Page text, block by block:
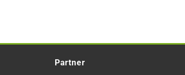
Partner